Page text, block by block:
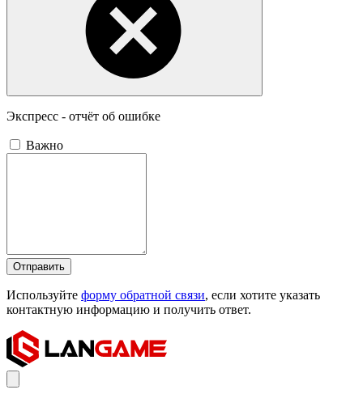
Экспресс - отчёт об ошибке
Важно
Отправить
Используйте форму обратной связи, если хотите указать
контактную информацию и получить ответ.